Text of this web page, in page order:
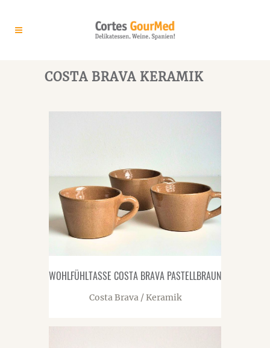
COSTA BRAVA KERAMIK
WOHLFÜHLTASSE COSTA BRAVA PASTELLBRAUN
Costa Brava / Keramik